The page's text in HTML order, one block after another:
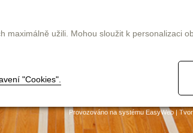
maximálně užili. Mohou sloužit k personalizaci
"Cookies".
obchodní podmínky
Provozováno na systémuEasyWeb|